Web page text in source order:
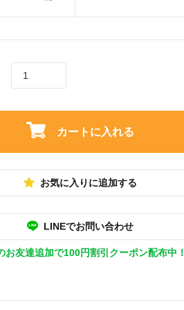
カートに入れる
お気に入りに追加する
LINEでお問い合わせ
お友達追加で100円割引クーポン配布中！